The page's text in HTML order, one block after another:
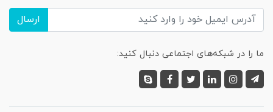
ارسال
ما را در شبکه‌های اجتماعی دنبال کنید: